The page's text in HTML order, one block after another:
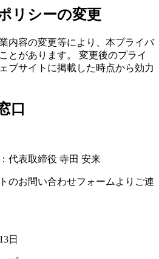
リシーの変更
内容の変更等により、本プライバ
とがあります。 変更後のプライ
ブサイトに掲載した時点から効力
口
代表取締役 寺田 安来
のお問い合わせフォームよりご連
日